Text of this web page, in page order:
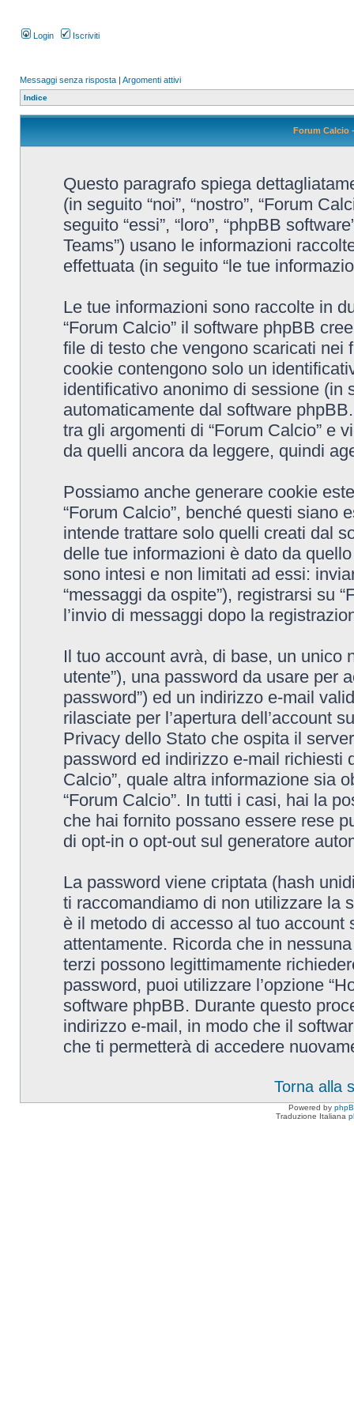
Login Iscriviti
Messaggi senza risposta | Argomenti attivi
Indice
Forum Calcio
Questo paragrafo spiega
(in seguito “noi”, “nostro”, “Forum
seguito “essi”, “loro”, “phpBB
Teams”) usano le informazioni
effettuata (in seguito “le tue
Le tue informazioni sono raccolte in
“Forum Calcio” il software phpBB
file di testo che vengono scaricati nei
cookie contengono solo un
identificativo anonimo di sessione (in
automaticamente dal software
tra gli argomenti di “Forum Calcio” e
da quelli ancora da leggere, quindi
Possiamo anche generare cookie
“Forum Calcio”, benché questi siano
intende trattare solo quelli creati dal
delle tue informazioni è dato da
sono intesi e non limitati ad essi:
“messaggi da ospite”), registrarsi su
l’invio di messaggi dopo la
Il tuo account avrà, di base, un unico
utente”), una password da usare per
password”) ed un indirizzo e-mail
rilasciate per l’apertura dell’account
Privacy dello Stato che ospita il
password ed indirizzo e-mail richiesti
Calcio”, quale altra informazione sia
“Forum Calcio”. In tutti i casi, hai la
che hai fornito possano essere rese
di opt-in o opt-out sul generatore
La password viene criptata (hash
ti raccomandiamo di non utilizzare la
è il metodo di accesso al tuo account
attentamente. Ricorda che in
terzi possono legittimamente
password, puoi utilizzare l’opzione
software phpBB. Durante questo
indirizzo e-mail, in modo che il
che ti permetterà di accedere
Torna alla
Powered by
Traduzione Italiana